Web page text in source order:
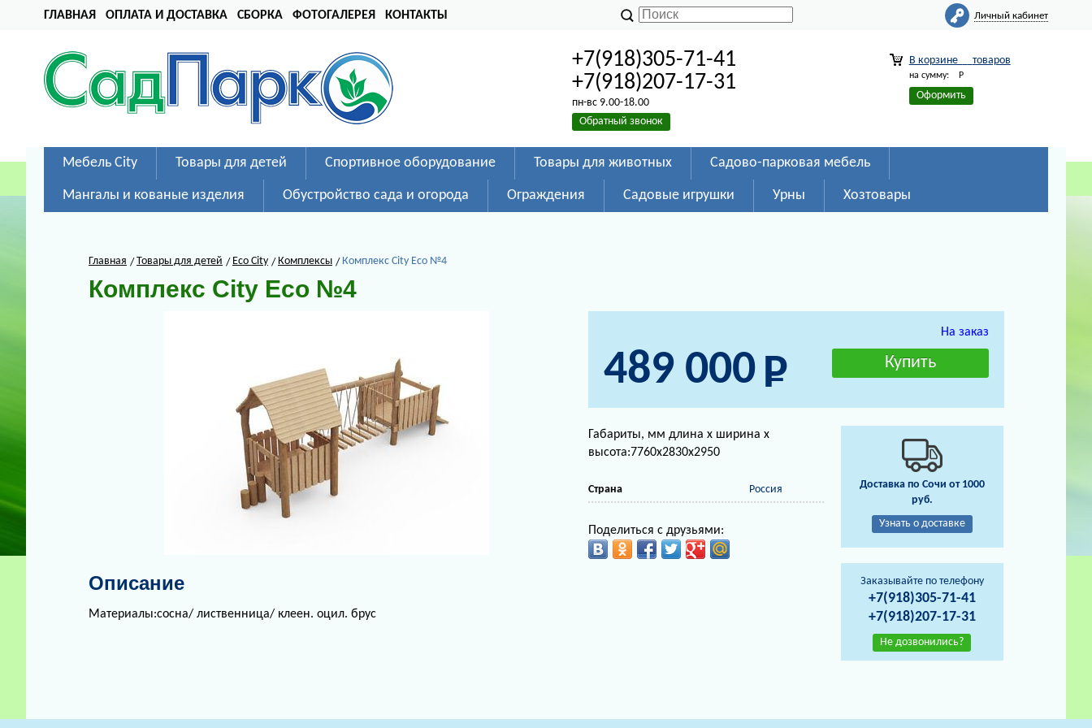
ГЛАВНАЯ ОПЛАТА И ДОСТАВКА СБОРКА ФОТОГАЛЕРЕЯ КОНТАКТЫ Личный кабинет
+7(918)305-71-41
+7(918)207-17-31
пн-вс 9.00-18.00
Обратный звонок
В корзине товаров
на сумму: Р
Оформить
Мебель City Товары для детей Спортивное оборудование Товары для животных Садово-парковая мебель
Мангалы и кованые изделия Обустройство сада и огорода Ограждения Садовые игрушки Урны Хозтовары
Главная Товары для детей Eco City Комплексы Комплекс City Eco №4
Комплекс City Eco №4
На заказ
489 000
Габариты, мм длина х ширина х
высота:7760х2830х2950
Страна Россия
Поделиться с друзьями:
Описание
Материалы:сосна/ лиственница/ клеен. оцил. брус
Доставка по Сочи от 1000
руб.
Узнать о доставке
Заказывайте по телефону
+7(918)305-71-41
+7(918)207-17-31
Не дозвонились?